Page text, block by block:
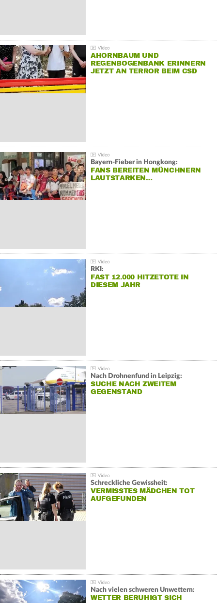
AHORNBAUM UND
REGENBOGENBANK ERINNERN
JETZT AN TERROR BEIM CSD
Bayern-Fieber in Hongkong:
FANS BEREITEN MÜNCHNERN
LAUTSTARKEN…
RKI:
FAST 12.000 HITZETOTE IN
DIESEM JAHR
Nach Drohnenfund in Leipzig:
SUCHE NACH ZWEITEM
GEGENSTAND
Schreckliche Gewissheit:
VERMISSTES MÄDCHEN TOT
AUFGEFUNDEN
Nach vielen schweren Unwettern:
WETTER BERUHIGT SICH